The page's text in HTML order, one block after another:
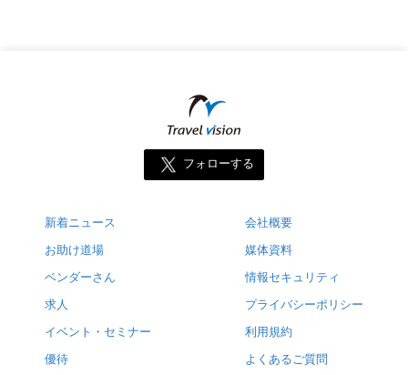
フォローする
新着ニュース
お助け道場
ベンダーさん
求人
イベント・セミナー
優待
会社概要
媒体資料
情報セキュリティ
プライバシーポリシー
利用規約
よくあるご質問